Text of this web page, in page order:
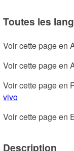
Toutes les
Voir cette page en
Voir cette page en
Voir cette page en
vivo
Voir cette page en
Description